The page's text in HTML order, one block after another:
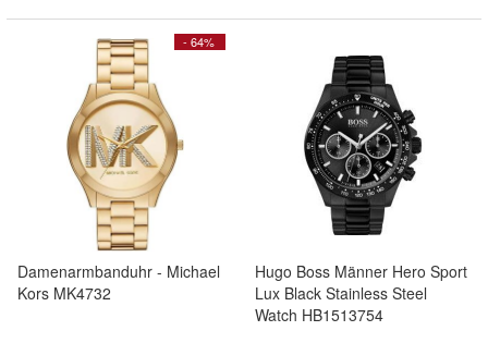
- 64%
Damenarmbanduhr - Michael
Kors MK4732
Hugo Boss Männer Hero Sport
Lux Black Stainless Steel
Watch HB1513754